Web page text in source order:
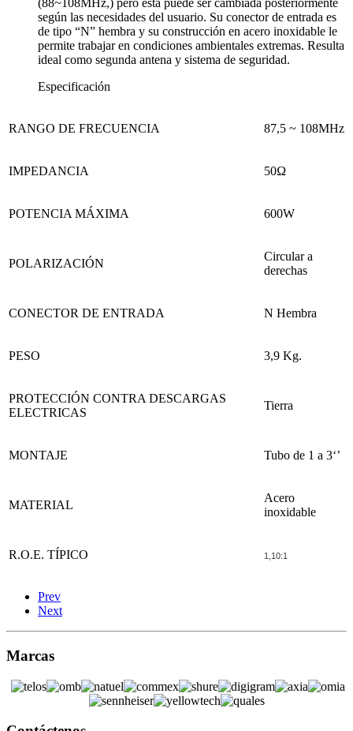
(88~108MHz,) pero ésta puede ser cambiada posteriormente
según las necesidades del usuario. Su conector de entrada es
de tipo “N” hembra y su construcción en acero inoxidable le
permite trabajar en condiciones ambientales extremas. Resulta
ideal como segunda antena y sistema de seguridad.
Especificación
RANGO DE FRECUENCIA 87,5 ~ 108MHz
IMPEDANCIA 50Ω
POTENCIA MÁXIMA 600W
POLARIZACIÓN
Circular a
derechas
CONECTOR DE ENTRADA N Hembra
PESO 3,9 Kg.
PROTECCIÓN CONTRA DESCARGAS
ELECTRICAS
Tierra
MONTAJE Tubo de 1 a 3‘’
MATERIAL
Acero
inoxidable
R.O.E. TÍPICO 1,10:1
Prev
Next
Marcas